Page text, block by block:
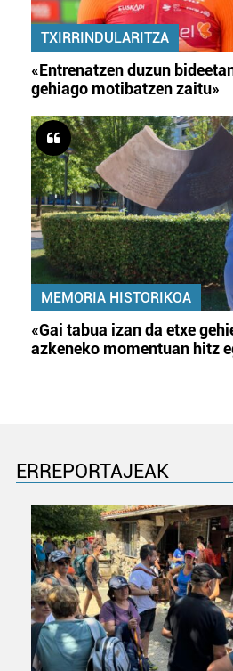
TXIRRINDULARITZA
«Entrenatzen duzun
gehiago motibatzen zaitu»
MEMORIA HISTORIKOA
«Gai tabua izan da etxe
azkeneko momentuan hitz
ERREPORTAJEAK